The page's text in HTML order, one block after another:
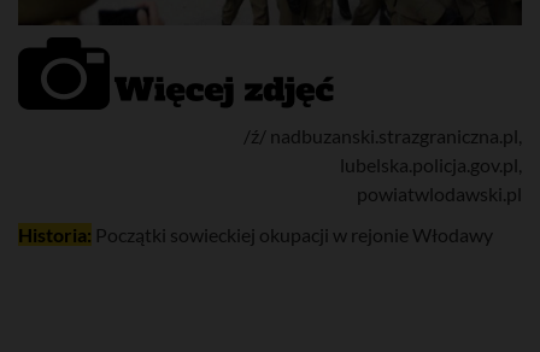
/ź/ nadbuzanski.strazgraniczna.pl,
lubelska.policja.gov.pl,
powiatwlodawski.pl
Historia: Początki sowieckiej okupacji w rejonie Włodawy